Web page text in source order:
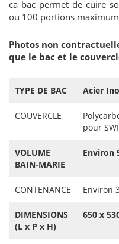
ca bac permet de cuire
ou 100 portions
Photos non
que le bac et le
TYPE DE BAC Acier
COUVERCLE
pour
VOLUME
BAIN-MARIE
Environ
CONTENANCE Environ
DIMENSIONS
(L x P x H)
650 x